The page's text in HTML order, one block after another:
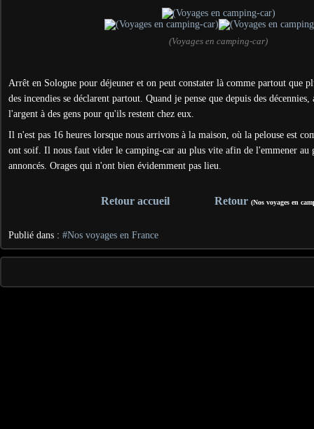
(Voyages en camping-car)
Arrêt en Sologne pour déjeuner et on peut constater là comme partout que
des incendies se déclarent partout. Quand je pense que depuis des
l'argent à des gens pour qu'ils restent chez eux.
Il n'est pas 16 heures lorsque nous arrivons à la maison, où la pelouse est
ont soif. Il nous faut vider le camping-car au plus vite afin de l'emmener au
annoncés. Orages qui n'ont bien évidemment pas lieu.
Retour accueil Retour (Nos voyages en
Publié dans : #Nos voyages en France